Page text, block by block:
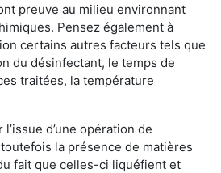
preuve au milieu environnant
Pensez également à
certains autres facteurs tels que
du désinfectant, le temps de
traitées, la température
d’une opération de
la présence de matières
fait que celles-ci liquéfient et